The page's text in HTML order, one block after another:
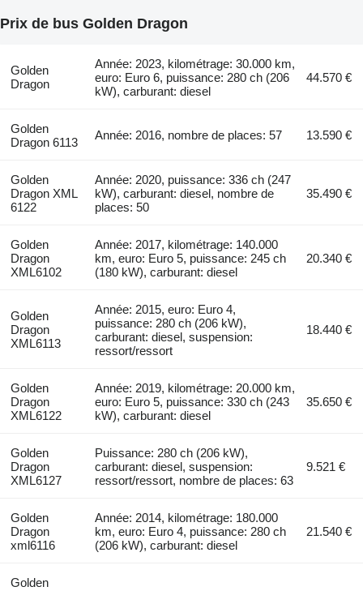
Prix de bus Golden Dragon
Golden
Dragon
Année: 2023, kilométrage: 30.000 km,
euro: Euro 6, puissance: 280 ch (206
kW), carburant: diesel
44.570 €
Golden
Dragon 6113
Année: 2016, nombre de places: 57 13.590 €
Golden
Dragon XML
6122
Année: 2020, puissance: 336 ch (247
kW), carburant: diesel, nombre de
places: 50
35.490 €
Golden
Dragon
XML6102
Année: 2017, kilométrage: 140.000
km, euro: Euro 5, puissance: 245 ch
(180 kW), carburant: diesel
20.340 €
Golden
Dragon
XML6113
Année: 2015, euro: Euro 4,
puissance: 280 ch (206 kW),
carburant: diesel, suspension:
ressort/ressort
18.440 €
Golden
Dragon
XML6122
Année: 2019, kilométrage: 20.000 km,
euro: Euro 5, puissance: 330 ch (243
kW), carburant: diesel
35.650 €
Golden
Dragon
XML6127
Puissance: 280 ch (206 kW),
carburant: diesel, suspension:
ressort/ressort, nombre de places: 63
9.521 €
Golden
Dragon
xml6116
Année: 2014, kilométrage: 180.000
km, euro: Euro 4, puissance: 280 ch
(206 kW), carburant: diesel
21.540 €
Golden